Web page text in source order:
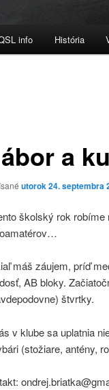
info História
a
utorok 24. septembra
školský rok robíme
máš záujem, príď
AB bloky.
štvrtky.
v klube sa uplatnia
(stožiare, antény,